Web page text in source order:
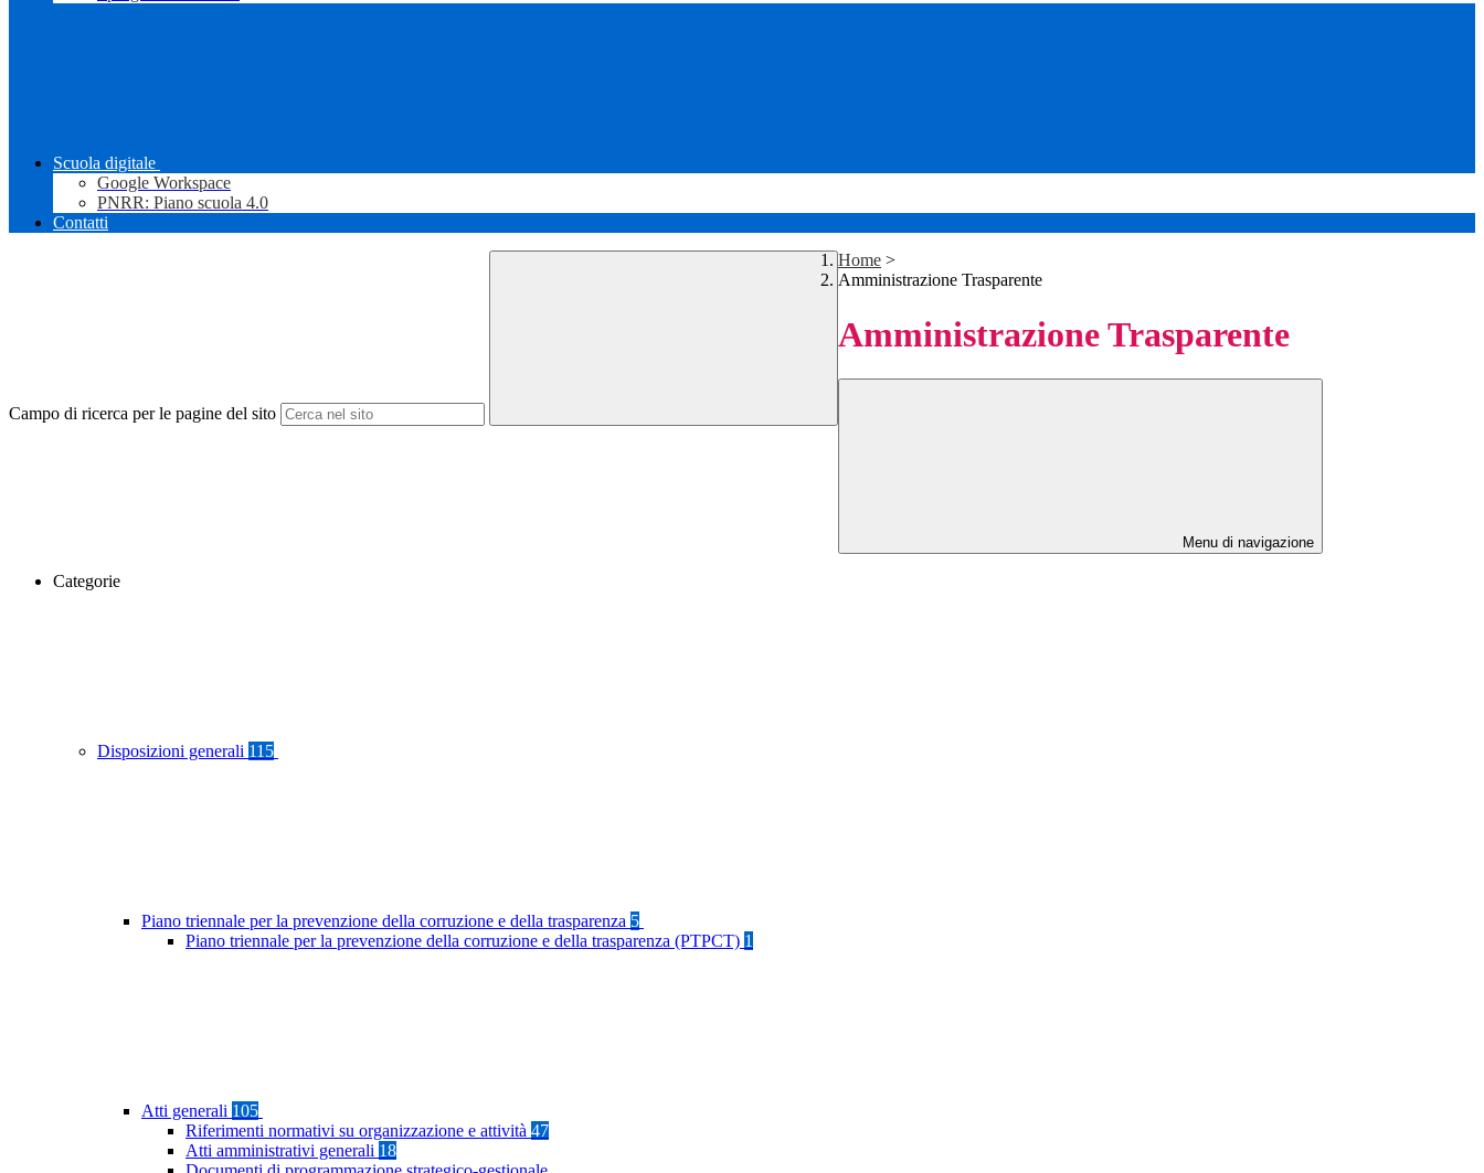
Scuola digitale
Google Workspace
PNRR: Piano scuola 4.0
Contatti
Campo di ricerca per le pagine del sito
Home >
Amministrazione Trasparente
Amministrazione Trasparente
Menu di navigazione
Categorie
Disposizioni generali 115
Piano triennale per la prevenzione della corruzione e della trasparenza 5
Piano triennale per la prevenzione della corruzione e della trasparenza (PTPCT) 1
Atti generali 105
Riferimenti normativi su organizzazione e attività 47
Atti amministrativi generali 18